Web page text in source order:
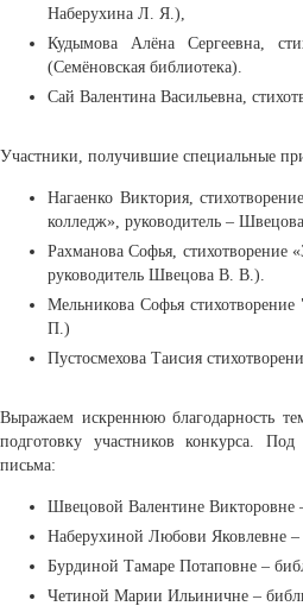
Наберухина Л. Я.),
Кудымова Алёна Сергеевна,
(Семёновская библиотека).
Сай Валентина Васильевна,
Участники, получившие специальные
Нагаенко Виктория,
колледж», руководитель –
Рахманова Софья,
руководитель Швецова В. В.).
Мельникова Софья
П.)
Пустосмехова Таисия
Выражаем искреннюю благодарность
подготовку участников конкурса.
письма:
Швецовой Валентине Викторовне
Наберухиной Любови Яковлевне
Бурдиной Тамаре Потаповне –
Четиной Марии Ильиничне –